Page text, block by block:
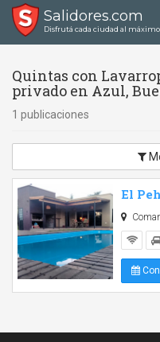
Salidores.com
Disfrutá cada ciudad al máximo
Quintas con
privado en Azul,
1 publicaciones
El